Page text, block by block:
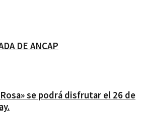
DE ANCAP
se podrá disfrutar el 26 de